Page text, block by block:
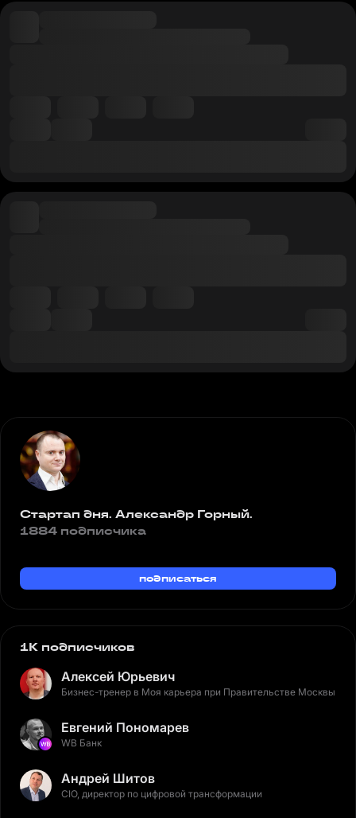
Стартап дня. Александр Горный.
1884 подписчика
подписаться
1K подписчиков
Алексей Юрьевич
Бизнес-тренер в Моя карьера при Правительстве Москвы
Евгений Пономарев
WB Банк
Андрей Шитов
CIO, директор по цифровой трансформации